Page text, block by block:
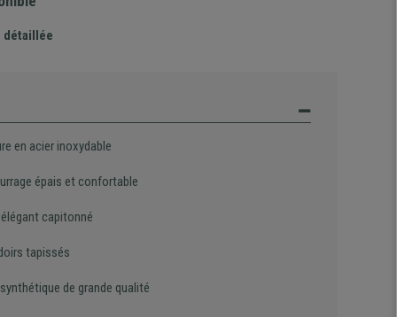
détaillée
en acier inoxydable
épais et confortable
capitonné
tapissés
de grande qualité